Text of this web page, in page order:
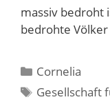
massiv bedroht
bedrohte
Kategorien
Cornelia
Schlagwörter
Gesellschaft